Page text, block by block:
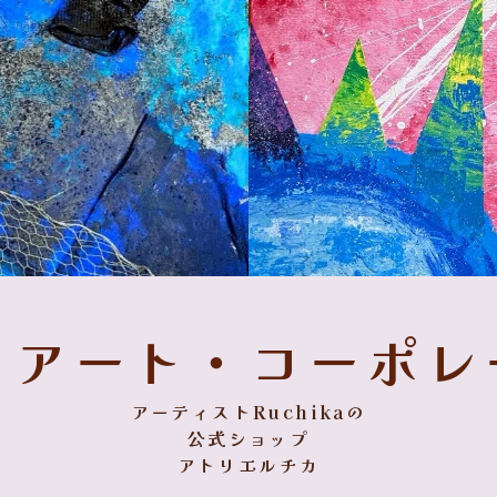
ート・コーポ
アーティストRuchikaの
公式ショップ
アトリエルチカ